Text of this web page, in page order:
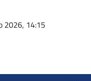
2026, 14:15